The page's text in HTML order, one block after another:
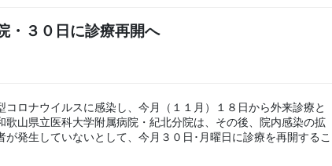
・３０日に診療再開へ
ロナウイルスに感染し、今月（１１月）１８日から外来診療と
山県立医科大学附属病院・紀北分院は、その後、院内感染の拡
発生していないとして、今月３０日･月曜日に診療を再開するこ